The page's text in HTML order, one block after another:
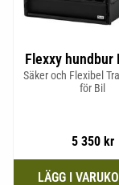
Flexxy hundbur
Säker och Flexibel
för Bil
5 350kr